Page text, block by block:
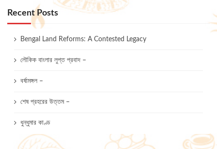
Recent Posts
Bengal Land Reforms: A Contested Legacy
লৌকিক বাংলার লুপ্ত প্রবাদ –
বর্ষামঙ্গল –
শেষ প্রহরের উত্তম –
ধুন্ধুমার কাণ্ড